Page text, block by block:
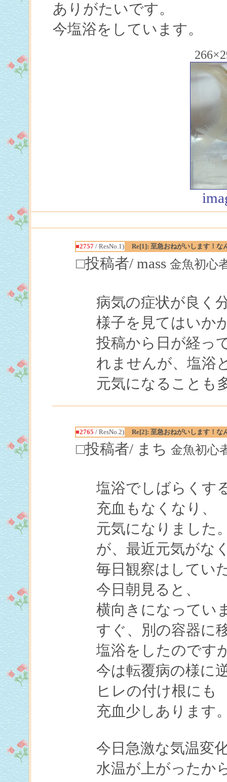
ありがたいです。
今塩浴をしています。
■2757 / ResNo.1) Re[1]: 至急おねがいします！な
□投稿者/ mass金魚初心
病気の症状が良く
様子を見てはいか
投稿から日が経っ
れませんが、塩浴
元気になることも
■2765 / ResNo.2) Re[2]: 至急おねがいします！な
□投稿者/ まち金魚初心
塩浴でしばらくす
充血もなくなり、
元気になりました
が、最近元気がな
毎日観察はしてい
今日朝見ると、
横向きになってい
すぐ、別の容器に
塩浴をしたのです
今は転覆病の様に
ヒレの付け根にも
充血少しあります
今日急激な気温変
水温が上がったか